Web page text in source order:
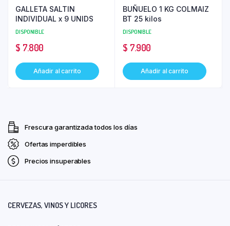
GALLETA SALTIN
INDIVIDUAL x 9 UNIDS
DISPONIBLE
$ 7.800
Añadir al carrito
BUÑUELO 1 KG COLMAIZ
BT 25 kilos
DISPONIBLE
$ 7.900
Añadir al carrito
Frescura garantizada todos los días
Ofertas imperdibles
Precios insuperables
CERVEZAS, VINOS Y LICORES